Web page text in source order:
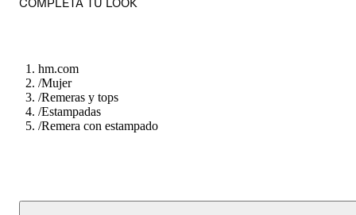
hm.com
/Mujer
/Remeras y tops
/Estampadas
/Remera con estampado